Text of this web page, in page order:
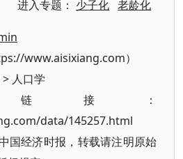
进入专题： 少子化 老龄化
www.aisixiang.com）
> 人口学
接：
data/145257.html
国经济时报，转载请注明原始